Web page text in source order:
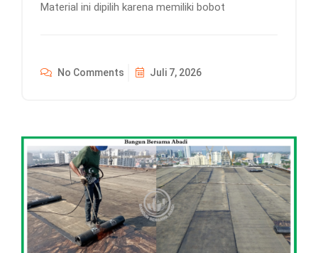
Material ini dipilih karena memiliki bobot
No Comments Juli 7, 2026